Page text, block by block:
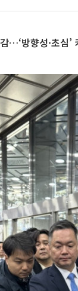
…‘방향성·초심’